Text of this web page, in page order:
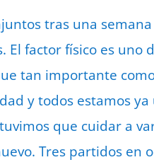
tras una
factor físico es uno
tan importante
y todos estamos
que cuidar a
Tres partidos en